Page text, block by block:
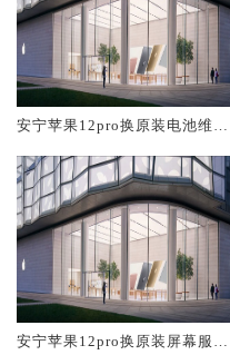
安宁苹果12pro换原装电池维修
安宁苹果12pro换原装屏幕服务